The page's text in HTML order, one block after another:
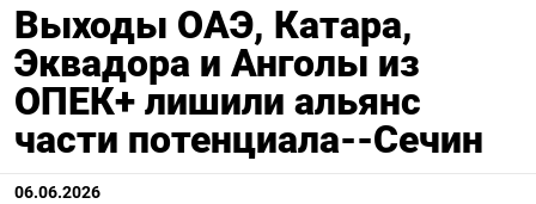
Выходы ОАЭ, Катара,
Эквадора и Анголы из
ОПЕК+ лишили альянс
части потенциала--Сечин
06.06.2026